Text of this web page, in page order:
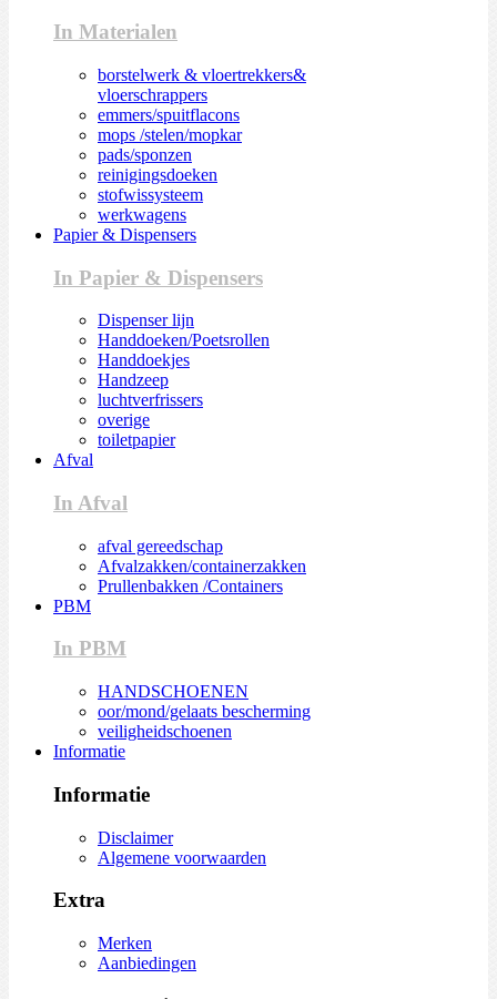
In Materialen
borstelwerk & vloertrekkers&
vloerschrappers
emmers/spuitflacons
mops /stelen/mopkar
pads/sponzen
reinigingsdoeken
stofwissysteem
werkwagens
Papier & Dispensers
In Papier & Dispensers
Dispenser lijn
Handdoeken/Poetsrollen
Handdoekjes
Handzeep
luchtverfrissers
overige
toiletpapier
Afval
In Afval
afval gereedschap
Afvalzakken/containerzakken
Prullenbakken /Containers
PBM
In PBM
HANDSCHOENEN
oor/mond/gelaats bescherming
veiligheidschoenen
Informatie
Informatie
Disclaimer
Algemene voorwaarden
Extra
Merken
Aanbiedingen